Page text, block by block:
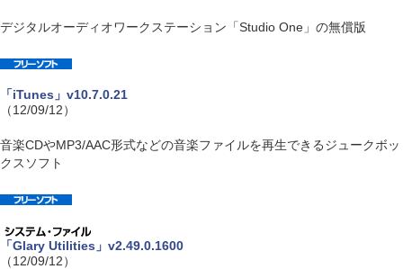
デジタルオーディオワークステーション「Studio One」の無償版
「iTunes」v10.7.0.21
（12/09/12）
音楽CDやMP3/AAC形式などの音楽ファイルを再生できるジュークボッ
クスソフト
「Glary Utilities」v2.49.0.1600
（12/09/12）